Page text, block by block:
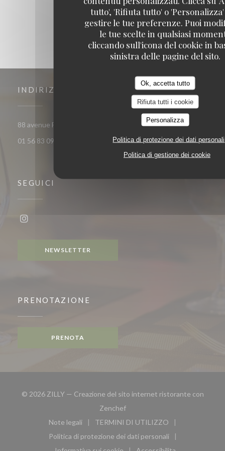
tutto', 'Rifiuta tutto' o
gestire le tue preferenze. Puoi
le tue scelte in qualsiasi
cliccando sull'icona del cookie in
sinistra delle pagine del sito.
Ok, accetta tutto
Rifiuta tutti i cookie
Personalizza
Politica di protezione dei dati personali
Politica di gestione dei cookie
INDIRIZZO
88 avenue Francois Arago 92000 Nanterre((apre una nuova
01 56 83 09 29
SEGUICI
NEWSLETTER
PRENOTAZIONE
PRENOTA
© 2026 ZILLY — Creazione del sito internet ristorante con
Zenchef((apre una nuova finestra))
Note legali
((apre una nuova finestra))
TERMINI DI UTILIZZO
((apre una nuova finestra))
Politica di protezione dei dati personali
((apre una nuova finestra))